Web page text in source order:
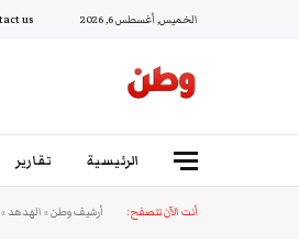
الخميس, أغسطس 6, 2026 us
الرئيسية تقارير
أنت الآن تتصفح: أرشيف وطن»الهدهد»